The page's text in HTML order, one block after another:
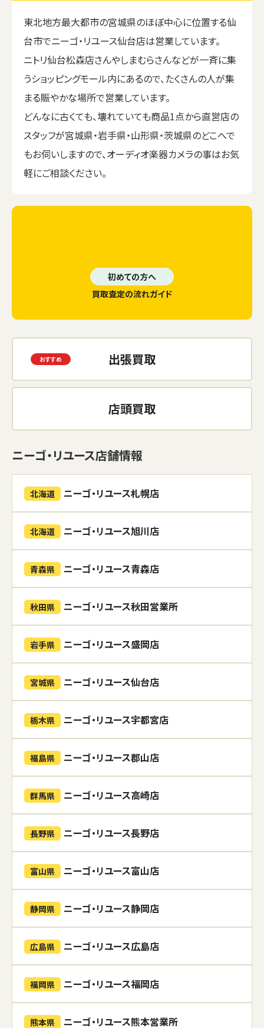
東北地方最大都市の宮城県のほぼ中心に位置する仙
台市でニーゴ・リユース仙台店は営業しています。
ニトリ仙台松森店さんやしまむらさんなどが一斉に集
うショッピングモール内にあるので、たくさんの人が集
まる賑やかな場所で営業しています。
どんなに古くても、壊れていても商品1点から直営店の
スタッフが宮城県・岩手県・山形県・茨城県のどこへで
もお伺いしますので、オーディオ楽器カメラの事はお気
軽にご相談ください。
初めての方へ
買取査定の流れガイド
出張買取
店頭買取
ニーゴ・リユース店舗情報
北海道 ニーゴ・リユース札幌店
北海道 ニーゴ・リユース旭川店
青森県 ニーゴ・リユース青森店
秋田県 ニーゴ・リユース秋田営業所
岩手県 ニーゴ・リユース盛岡店
宮城県 ニーゴ・リユース仙台店
栃木県 ニーゴ・リユース宇都宮店
福島県 ニーゴ・リユース郡山店
群馬県 ニーゴ・リユース高崎店
長野県 ニーゴ・リユース長野店
富山県 ニーゴ・リユース富山店
静岡県 ニーゴ・リユース静岡店
広島県 ニーゴ・リユース広島店
福岡県 ニーゴ・リユース福岡店
熊本県 ニーゴ・リユース熊本営業所